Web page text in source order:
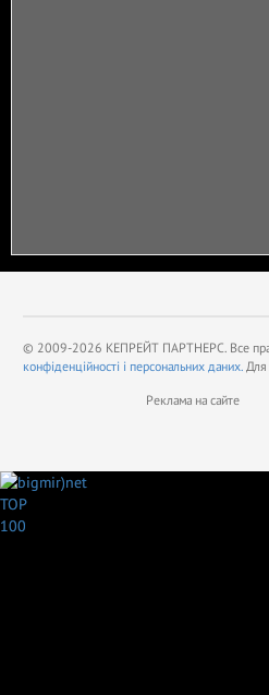
© 2009-2026 КЕПРЕЙТ ПАРТНЕРС. Все
конфіденційності і персональних даних. Для
Реклама на сайте